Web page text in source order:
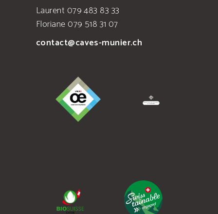
Laurent 079 483 83 33
Floriane 079 518 31 07
contact@caves-munier.ch